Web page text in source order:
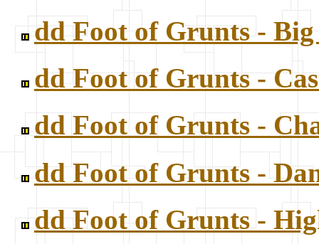
dd Foot of Grunts -
dd Foot of Grunts -
dd Foot of Grunts -
dd Foot of Grunts -
dd Foot of Grunts -